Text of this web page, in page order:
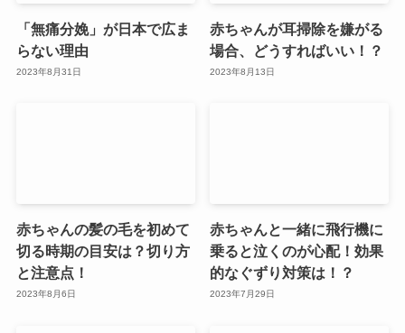
「無痛分娩」が日本で広ま
らない理由
2023年8月31日
赤ちゃんが耳掃除を嫌がる
場合、どうすればいい！？
2023年8月13日
赤ちゃんの髪の毛を初めて
切る時期の目安は？切り方
と注意点！
2023年8月6日
赤ちゃんと一緒に飛行機に
乗ると泣くのが心配！効果
的なぐずり対策は！？
2023年7月29日